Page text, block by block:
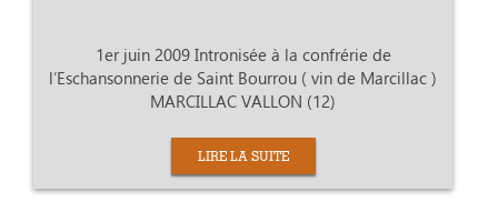
1er juin 2009 Intronisée à la confrérie de
l’Eschansonnerie de Saint Bourrou ( vin de Marcillac )
MARCILLAC VALLON (12)
LIRE LA SUITE